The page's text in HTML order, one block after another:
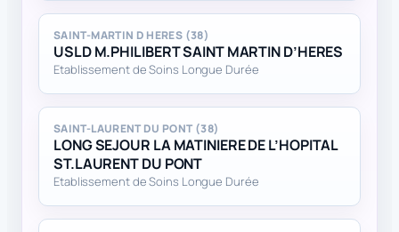
SAINT-MARTIN D HERES (38)
USLD M.PHILIBERT SAINT MARTIN D’HERES
Etablissement de Soins Longue Durée
SAINT-LAURENT DU PONT (38)
LONG SEJOUR LA MATINIERE DE L’HOPITAL
ST.LAURENT DU PONT
Etablissement de Soins Longue Durée